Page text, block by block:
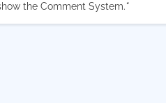
the Comment System.*